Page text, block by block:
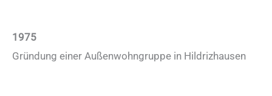
1975
Gründung einer Außenwohngruppe in Hildrizhausen